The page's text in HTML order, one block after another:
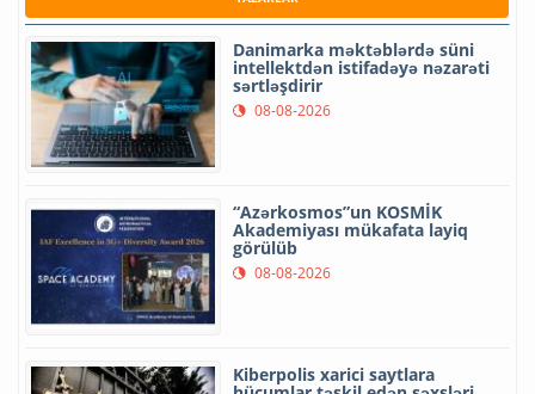
Danimarka məktəblərdə süni
intellektdən istifadəyə nəzarəti
sərtləşdirir
08-08-2026
“Azərkosmos”un KOSMİK
Akademiyası mükafata layiq
görülüb
08-08-2026
Kiberpolis xarici saytlara